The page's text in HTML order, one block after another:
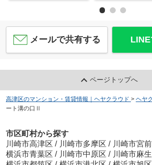
メールで共有する
ページトップへ
高津区のマンション・賃貸情報｜ヘヤクラウド > ヘヤ
ート溝の口Ⅱ
市区町村から探す
川崎市高津区 / 川崎市多摩区 / 川崎市宮
横浜市青葉区 / 川崎市中原区 / 川崎市麻